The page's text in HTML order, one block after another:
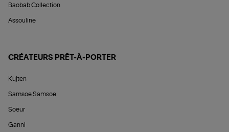
Baobab Collection
Assouline
CRÉATEURS PRÊT-À-PORTER
Kujten
Samsoe Samsoe
Soeur
Ganni